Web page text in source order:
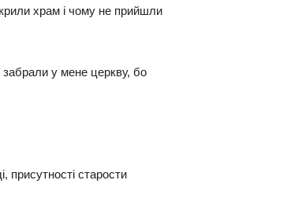
храм і чому не прийшли
у мене церкву, бо
присутності старости